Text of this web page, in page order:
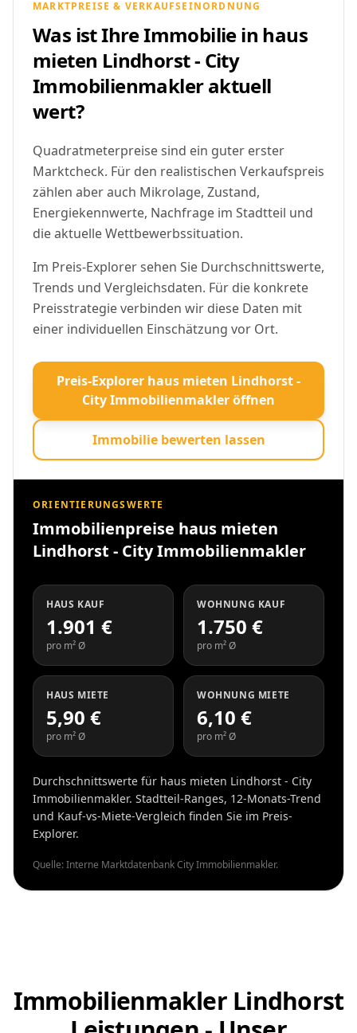
MARKTPREISE & VERKAUFSEINORDNUNG
Was ist Ihre Immobilie in haus
mieten Lindhorst - City
Immobilienmakler aktuell
wert?
Quadratmeterpreise sind ein guter erster
Marktcheck. Für den realistischen Verkaufspreis
zählen aber auch Mikrolage, Zustand,
Energiekennwerte, Nachfrage im Stadtteil und
die aktuelle Wettbewerbssituation.
Im Preis-Explorer sehen Sie Durchschnittswerte,
Trends und Vergleichsdaten. Für die konkrete
Preisstrategie verbinden wir diese Daten mit
einer individuellen Einschätzung vor Ort.
Preis-Explorer haus mieten Lindhorst -
City Immobilienmakler öffnen
Immobilie bewerten lassen
ORIENTIERUNGSWERTE
Immobilienpreise haus mieten
Lindhorst - City Immobilienmakler
HAUS KAUF
1.901 €
pro m² Ø
WOHNUNG KAUF
1.750 €
pro m² Ø
HAUS MIETE
5,90 €
pro m² Ø
WOHNUNG MIETE
6,10 €
pro m² Ø
Durchschnittswerte für haus mieten Lindhorst - City
Immobilienmakler. Stadtteil-Ranges, 12-Monats-Trend
und Kauf-vs-Miete-Vergleich finden Sie im Preis-
Explorer.
Quelle: Interne Marktdatenbank City Immobilienmakler.
Immobilienmakler Lindhorst